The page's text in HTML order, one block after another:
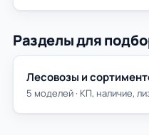
Разделы для
Лесовозы и
5 моделей · КП, наличие,